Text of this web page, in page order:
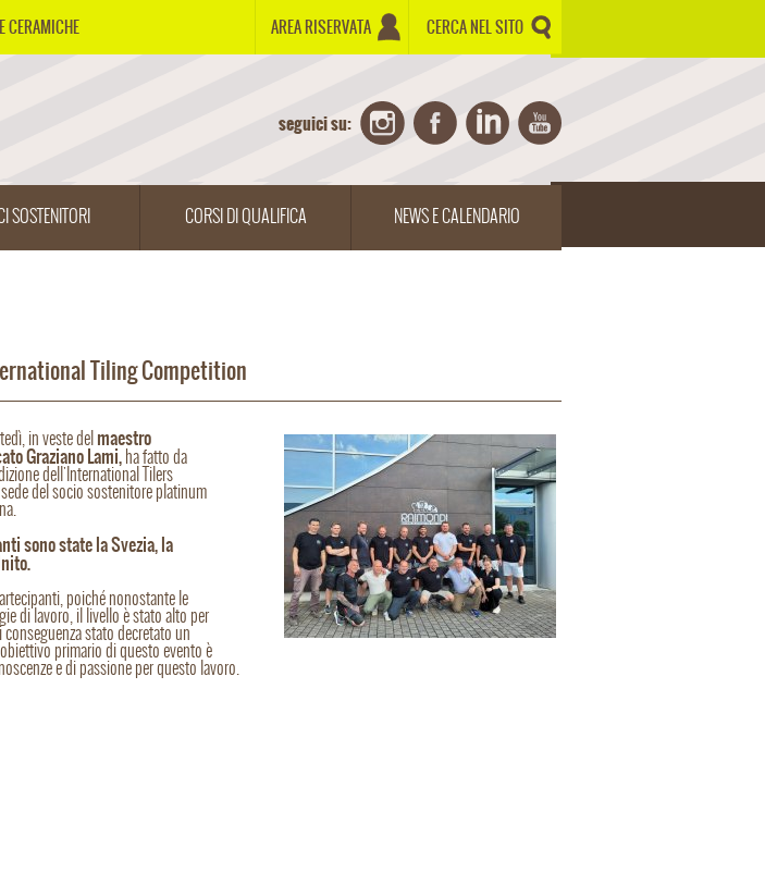
CERAMICHE AREA RISERVATA CERCA NEL SITO
seguici su:
SOSTENITORI CORSI DI QUALIFICA NEWS E CALENDARIO
Tiling Competition
in veste delmaestro
Graziano Lami,ha fatto da
dell'International Tilers
del socio sostenitore platinum
sono state la Svezia, la
poiché nonostante le
di lavoro, il livello è stato alto per
stato decretato un
primario di questo evento è
e di passione per questo lavoro.